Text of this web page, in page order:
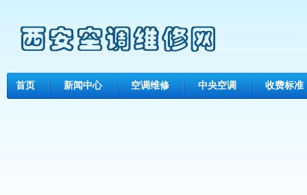
首页 新闻中心 空调维修 中央空调 收费标准